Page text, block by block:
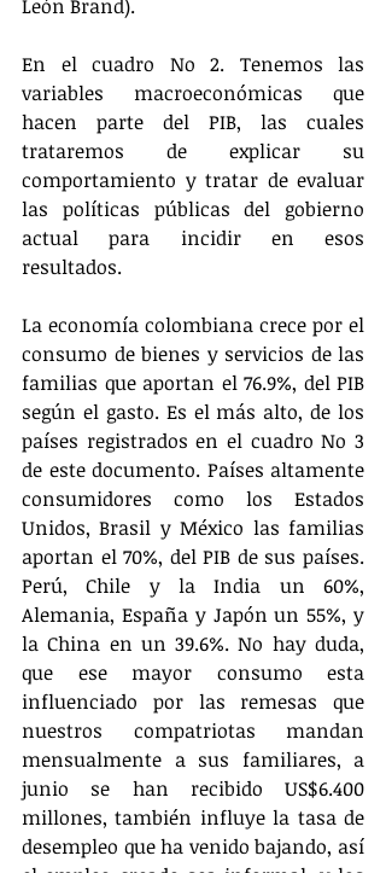
León Brand).
En el cuadro No 2. Tenemos las
variables macroeconómicas que
hacen parte del PIB, las cuales
trataremos de explicar su
comportamiento y tratar de evaluar
las políticas públicas del gobierno
actual para incidir en esos
resultados.
La economía colombiana crece por el
consumo de bienes y servicios de las
familias que aportan el 76.9%, del PIB
según el gasto. Es el más alto, de los
países registrados en el cuadro No 3
de este documento. Países altamente
consumidores como los Estados
Unidos, Brasil y México las familias
aportan el 70%, del PIB de sus países.
Perú, Chile y la India un 60%,
Alemania, España y Japón un 55%, y
la China en un 39.6%. No hay duda,
que ese mayor consumo esta
influenciado por las remesas que
nuestros compatriotas mandan
mensualmente a sus familiares, a
junio se han recibido US$6.400
millones, también influye la tasa de
desempleo que ha venido bajando, así